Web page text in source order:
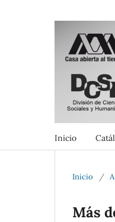
Inicio
Inicio /
Más